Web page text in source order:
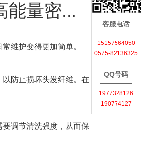
能量密...
维护变得更加简单。
防止损坏头发纤维。在
调节清洗强度，从而保
客服电话
15157564050
0575-82136325
QQ号码
1977328126
190774127